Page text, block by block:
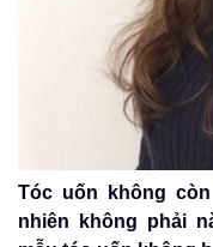
Tóc uốn không
nhiên không phải